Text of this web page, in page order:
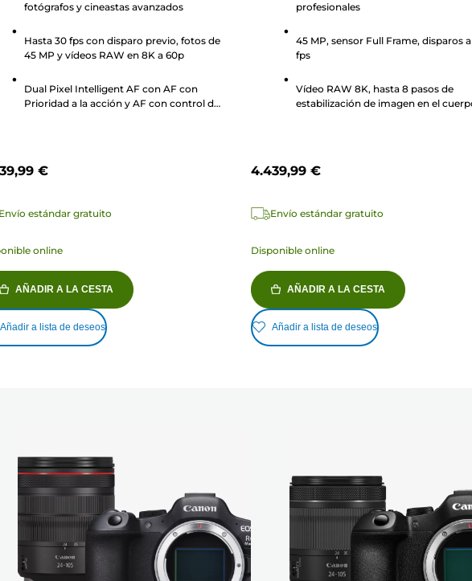
fotógrafos y cineastas avanzados
Hasta 30 fps con disparo previo, fotos de
45 MP y vídeos RAW en 8K a 60p
Dual Pixel Intelligent AF con AF con
Prioridad a la acción y AF con control de
€
estándar gratuito
online
AÑADIR A LA CESTA
Añadir a lista de deseos
estrellas.
reseñas
profesionales
45 MP, sensor Full Frame, disparos
fps
Vídeo RAW 8K, hasta 8 pasos de
estabilización de imagen en el
4.439,99 €
Envío estándar gratuito
Disponible online
AÑADIR A LA CESTA
Añadir a lista de deseos